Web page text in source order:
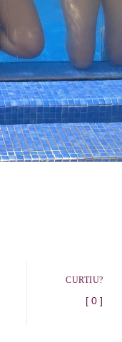
CURTIU?
[ 0 ]